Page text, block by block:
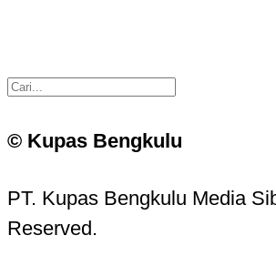
© Kupas Bengkulu
PT. Kupas Bengkulu Media
Reserved.